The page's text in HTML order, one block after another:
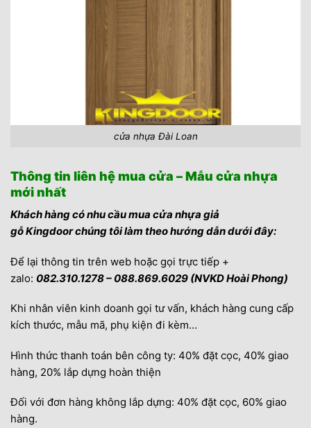
cửa nhựa Đài Loan
Thông tin liên hệ mua cửa – Mẫu cửa nhựa
mới nhất
Khách hàng có nhu cầu mua cửa nhựa giả
gỗ Kingdoor chúng tôi làm theo hướng dẫn dưới đây:
Để lại thông tin trên web hoặc gọi trực tiếp +
zalo: 082.310.1278 – 088.869.6029 (NVKD Hoài Phong)
Khi nhân viên kinh doanh gọi tư vấn, khách hàng cung cấp
kích thước, mẫu mã, phụ kiện đi kèm…
Hình thức thanh toán bên công ty: 40% đặt cọc, 40% giao
hàng, 20% lắp dựng hoàn thiện
Đối với đơn hàng không lắp dựng: 40% đặt cọc, 60% giao
hàng.